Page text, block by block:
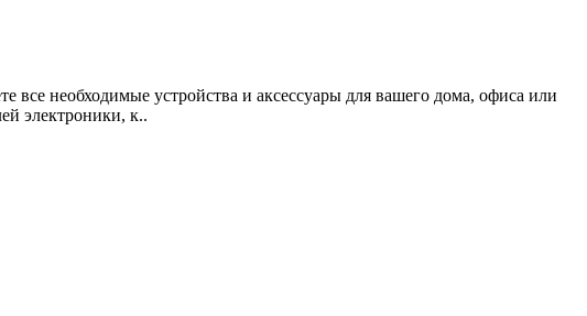
необходимые устройства и аксессуары для вашего дома, офиса или
электроники, к..